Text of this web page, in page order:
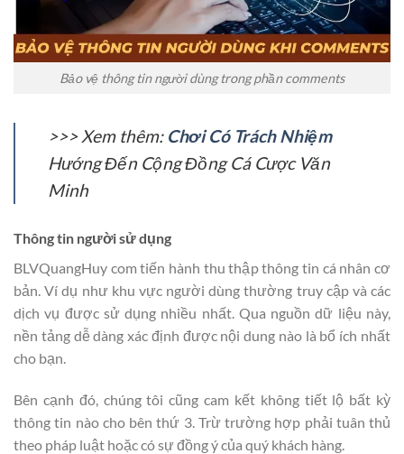
Bảo vệ thông tin người dùng trong phần comments
>>> Xem thêm: Chơi Có Trách Nhiệm
Hướng Đến Cộng Đồng Cá Cược Văn
Minh
Thông tin người sử dụng
BLVQuangHuy com tiến hành thu thập thông tin cá nhân cơ
bản. Ví dụ như khu vực người dùng thường truy cập và các
dịch vụ được sử dụng nhiều nhất. Qua nguồn dữ liệu này,
nền tảng dễ dàng xác định được nội dung nào là bổ ích nhất
cho bạn.
Bên cạnh đó, chúng tôi cũng cam kết không tiết lộ bất kỳ
thông tin nào cho bên thứ 3. Trừ trường hợp phải tuân thủ
theo pháp luật hoặc có sự đồng ý của quý khách hàng.